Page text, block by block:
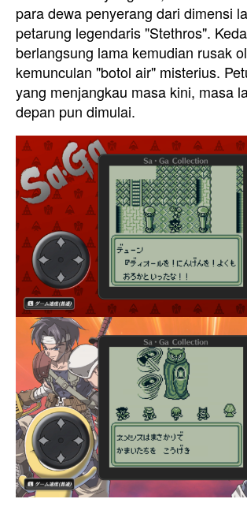
para dewa penyerang dari dimensi
petarung legendaris "Stethros".
berlangsung lama kemudian rusak
kemunculan "botol air" misterius.
yang menjangkau masa kini, masa
depan pun dimulai.